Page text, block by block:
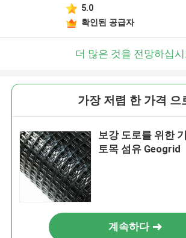
5.0
확인된 공급자
더 많은 것을 전망하십시
가장 저렴 한 가격 으
보강 도로를 위한
토목 섬유 Geogrid
계속하다